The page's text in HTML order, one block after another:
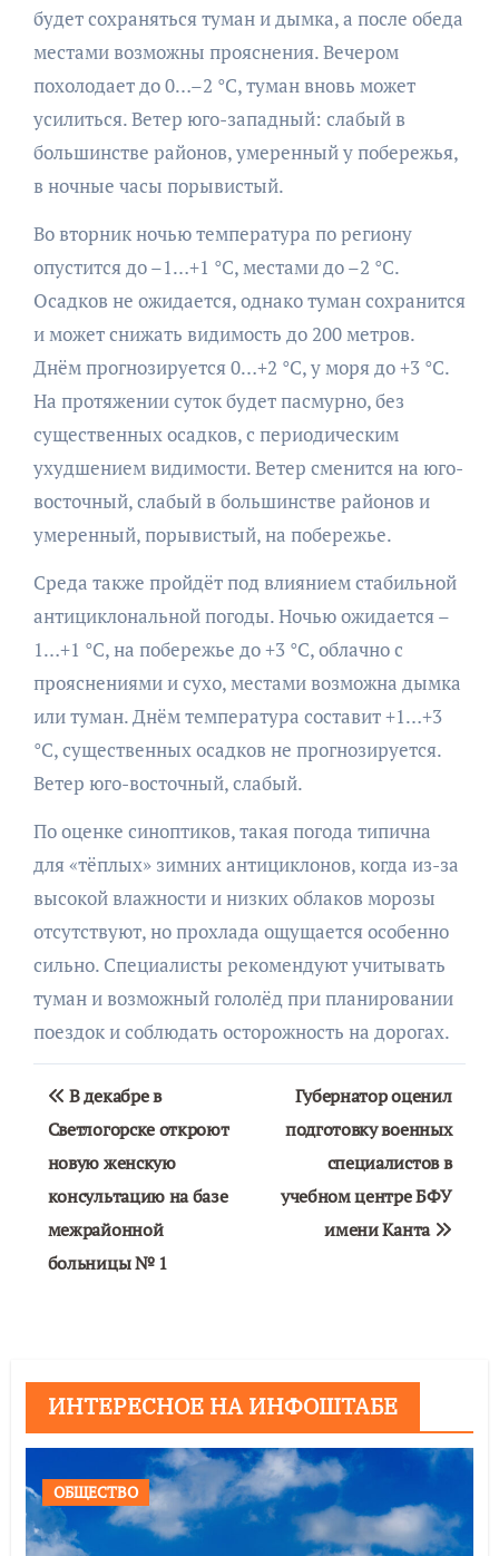
будет сохраняться туман и дымка, а после обеда
местами возможны прояснения. Вечером
похолодает до 0…–2 °C, туман вновь может
усилиться. Ветер юго-западный: слабый в
большинстве районов, умеренный у побережья,
в ночные часы порывистый.
Во вторник ночью температура по региону
опустится до –1…+1 °C, местами до –2 °C.
Осадков не ожидается, однако туман сохранится
и может снижать видимость до 200 метров.
Днём прогнозируется 0…+2 °C, у моря до +3 °C.
На протяжении суток будет пасмурно, без
существенных осадков, с периодическим
ухудшением видимости. Ветер сменится на юго-
восточный, слабый в большинстве районов и
умеренный, порывистый, на побережье.
Среда также пройдёт под влиянием стабильной
антициклональной погоды. Ночью ожидается –
1…+1 °C, на побережье до +3 °C, облачно с
прояснениями и сухо, местами возможна дымка
или туман. Днём температура составит +1…+3
°C, существенных осадков не прогнозируется.
Ветер юго-восточный, слабый.
По оценке синоптиков, такая погода типична
для «тёплых» зимних антициклонов, когда из-за
высокой влажности и низких облаков морозы
отсутствуют, но прохлада ощущается особенно
сильно. Специалисты рекомендуют учитывать
туман и возможный гололёд при планировании
поездок и соблюдать осторожность на дорогах.
Навигация
по
записям
В декабре в
Светлогорске откроют
новую женскую
консультацию на базе
межрайонной
больницы № 1
Губернатор оценил
подготовку военных
специалистов в
учебном центре БФУ
имени Канта
ИНТЕРЕСНОЕ НА ИНФОШТАБЕ
ОБЩЕСТВО